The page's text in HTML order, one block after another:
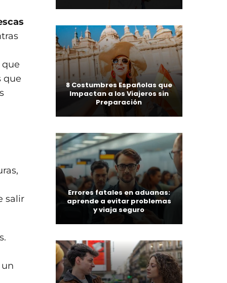
que
que
salir
8 Costumbres Españolas que
Impactan a los Viajeros sin
Preparación
Errores fatales en aduanas:
aprende a evitar problemas
y viaja seguro